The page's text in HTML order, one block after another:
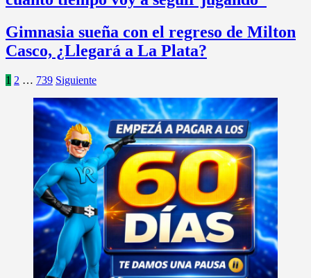
Gimnasia sueña con el regreso de Milton
Casco, ¿Llegará a La Plata?
Paginación
entradas
1 2 … 739 Siguiente